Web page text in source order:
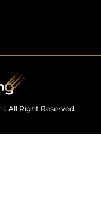
. All Right Reserved.